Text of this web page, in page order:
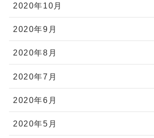
2020年10月
2020年9月
2020年8月
2020年7月
2020年6月
2020年5月